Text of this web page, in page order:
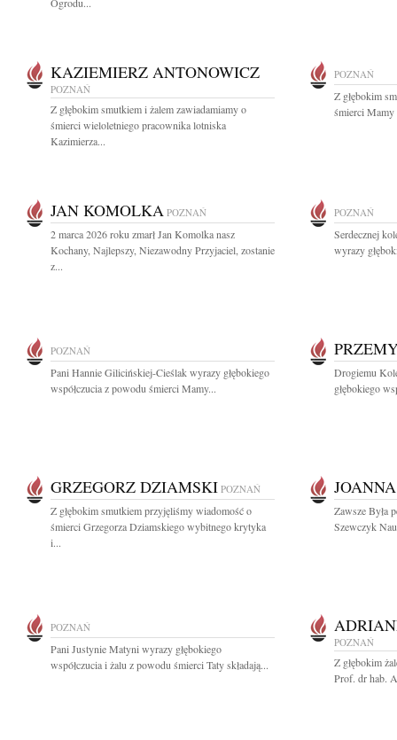
KAZIEMIERZ ANTONOWICZ
POZNAŃ
Z głębokim smutkiem i żalem zawiadamiamy o
śmierci wieloletniego pracownika lotniska
Kazimierza...
POZNAŃ
Z głębokim
śmierci
JAN KOMOLKA POZNAŃ
2 marca 2026 roku zmarł Jan Komolka nasz
Kochany, Najlepszy, Niezawodny Przyjaciel, zostanie
z...
POZNAŃ
Serdecznej
wyrazy
POZNAŃ
Pani Hannie Gilicińskiej-Cieślak wyrazy głębokiego
współczucia z powodu śmierci Mamy...
Drogiemu
głębokiego
GRZEGORZ DZIAMSKI POZNAŃ
Z głębokim smutkiem przyjęliśmy wiadomość o
śmierci Grzegorza Dziamskiego wybitnego krytyka
i...
Zawsze Była
Szewczyk
POZNAŃ
Pani Justynie Matyni wyrazy głębokiego
współczucia i żalu z powodu śmierci Taty składają...
POZNAŃ
Z głębokim
Prof. dr hab.